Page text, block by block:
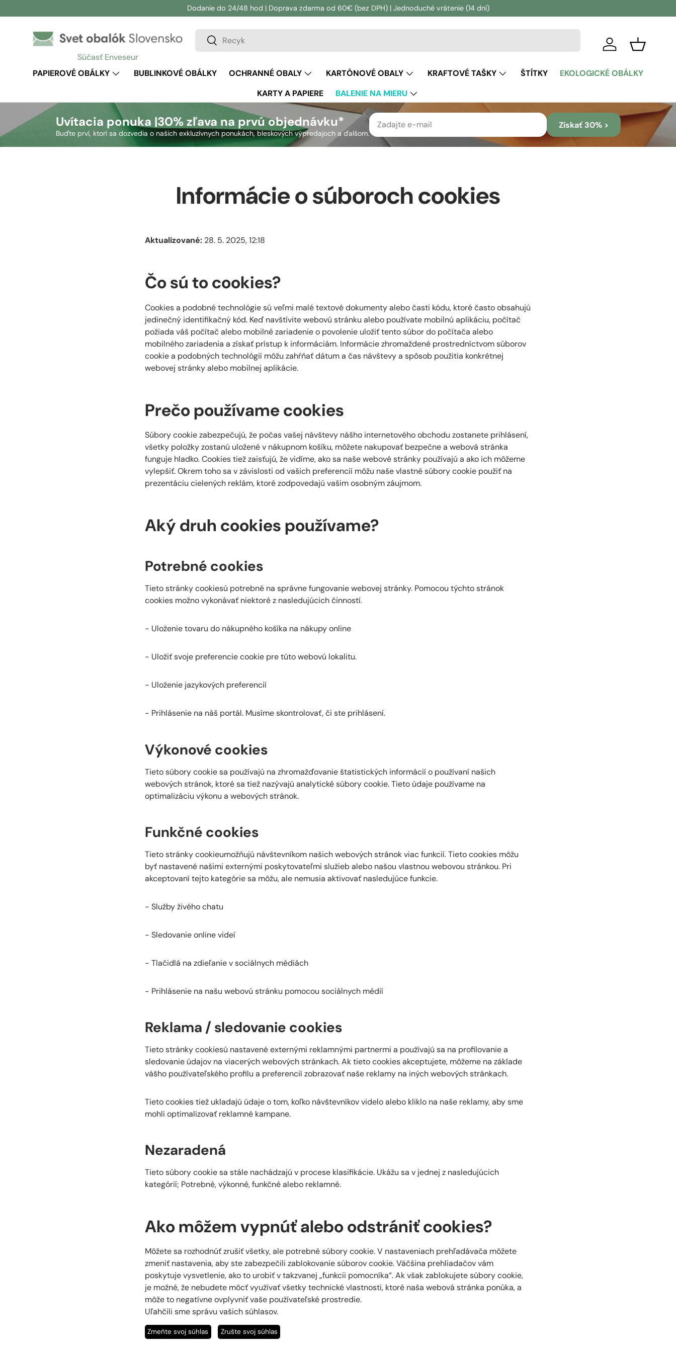
Prejsť na obsah
Dodanie do 24/48 hod | Doprava zdarma od 60€ (bez DPH) | Jednoduché vrátenie (14 dní)
Súčasť Enveseur
Vyhľadávanie
Vyhľadávanie
Prihlásiť sa
Košík
PAPIEROVÉ OBÁLKY BUBLINKOVÉ OBÁLKY OCHRANNÉ OBALY KARTÓNOVÉ OBALY KRAFTOVÉ TAŠKY ŠTÍTKY
EKOLOGICKÉ OBÁLKY
KARTY A PAPIERE
BALENIE NA MIERU
Uvítacia ponuka |30% zľava na prvú objednávku*
Buďte prví, ktorí sa dozvedia o našich exkluzívnych ponukách, bleskových výpredajoch a ďalšom.
Získať 30% >
Informácie o súboroch cookies
Aktualizované: 28. 5. 2025, 12:18
Čo sú to cookies?
Cookies a podobné technológie sú veľmi malé textové dokumenty alebo časti kódu, ktoré často obsahujú
jedinečný identifikačný kód. Keď navštívite webovú stránku alebo používate mobilnú aplikáciu, počítač
požiada váš počítač alebo mobilné zariadenie o povolenie uložiť tento súbor do počítača alebo
mobilného zariadenia a získať prístup k informáciám. Informácie zhromaždené prostredníctvom súborov
cookie a podobných technológií môžu zahŕňať dátum a čas návštevy a spôsob použitia konkrétnej
webovej stránky alebo mobilnej aplikácie.
Prečo používame cookies
Súbory cookie zabezpečujú, že počas vašej návštevy nášho internetového obchodu zostanete prihlásení,
všetky položky zostanú uložené v nákupnom košíku, môžete nakupovať bezpečne a webová stránka
funguje hladko. Cookies tiež zaisťujú, že vidíme, ako sa naše webové stránky používajú a ako ich môžeme
vylepšiť. Okrem toho sa v závislosti od vašich preferencií môžu naše vlastné súbory cookie použiť na
prezentáciu cielených reklám, ktoré zodpovedajú vašim osobným záujmom.
Aký druh cookies používame?
Potrebné cookies
Tieto stránky cookiesú potrebné na správne fungovanie webovej stránky. Pomocou týchto stránok
cookies možno vykonávať niektoré z nasledujúcich činností.
- Uloženie tovaru do nákupného košíka na nákupy online
- Uložiť svoje preferencie cookie pre túto webovú lokalitu.
- Uloženie jazykových preferencií
- Prihlásenie na náš portál. Musíme skontrolovať, či ste prihlásení.
Výkonové cookies
Tieto súbory cookie sa používajú na zhromažďovanie štatistických informácií o používaní našich
webových stránok, ktoré sa tiež nazývajú analytické súbory cookie. Tieto údaje používame na
optimalizáciu výkonu a webových stránok.
Funkčné cookies
Tieto stránky cookieumožňujú návštevníkom našich webových stránok viac funkcií. Tieto cookies môžu
byť nastavené našimi externými poskytovateľmi služieb alebo našou vlastnou webovou stránkou. Pri
akceptovaní tejto kategórie sa môžu, ale nemusia aktivovať nasledujúce funkcie.
- Služby živého chatu
- Sledovanie online videí
- Tlačidlá na zdieľanie v sociálnych médiách
- Prihlásenie na našu webovú stránku pomocou sociálnych médií
Reklama / sledovanie cookies
Tieto stránky cookiesú nastavené externými reklamnými partnermi a používajú sa na profilovanie a
sledovanie údajov na viacerých webových stránkach. Ak tieto cookies akceptujete, môžeme na základe
vášho používateľského profilu a preferencií zobrazovať naše reklamy na iných webových stránkach.
Tieto cookies tiež ukladajú údaje o tom, koľko návštevníkov videlo alebo kliklo na naše reklamy, aby sme
mohli optimalizovať reklamné kampane.
Nezaradená
Tieto súbory cookie sa stále nachádzajú v procese klasifikácie. Ukážu sa v jednej z nasledujúcich
kategórií; Potrebné, výkonné, funkčné alebo reklamné.
Ako môžem vypnúť alebo odstrániť cookies?
Môžete sa rozhodnúť zrušiť všetky, ale potrebné súbory cookie. V nastaveniach prehľadávača môžete
zmeniť nastavenia, aby ste zabezpečili zablokovanie súborov cookie. Väčšina prehliadačov vám
poskytuje vysvetlenie, ako to urobiť v takzvanej „funkcii pomocníka“. Ak však zablokujete súbory cookie,
je možné, že nebudete môcť využívať všetky technické vlastnosti, ktoré naša webová stránka ponúka, a
môže to negatívne ovplyvniť vaše používateľské prostredie.
Uľahčili sme správu vašich súhlasov.
Zmeňte svoj súhlas Zrušte svoj súhlas